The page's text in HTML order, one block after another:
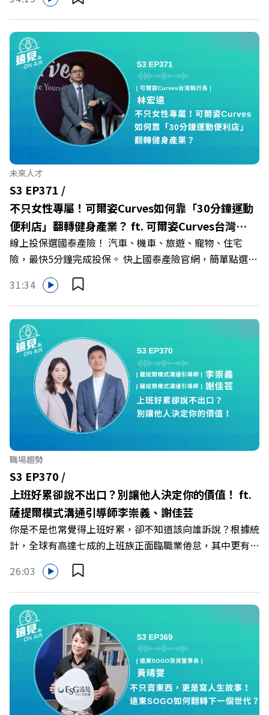
群：LINE：https://reurl.cc/A4ELQpIG：
Powered by Firstory Hosting
多家合作業者任你選，馬上來找適用地點！ ➡️
https://fstry.pse.is/9epct2 —— 以上為 FMTaiwan 與
Firstory Podcast 廣告 —— 在少子化浪潮、私校面臨退場
海嘯的嚴峻考驗下，南台灣的技職學校該如何轉型突圍？
本集《遠見ON AIR》邀請到樹德科技大學校長王昭雄，帶
你解析樹德科大如何打造出兼顧學校永續發展與地方創生的
技職教育新典範！ 🔺如何從「傳統私校」轉型為「產學無
縫接軌者」？ 🔺AI如何深度賦能設計與人文學科學群？ 🔺
首創「菲律賓半導體專班」！驚豔科技界的國際精準育才
🔺一舉拿下4大USR專案！深耕地方的溫暖社會責任平台 主
持人／遠見雜誌副社長兼遠見智庫總編輯 李建興 與談人／
樹德科技大學校長 王昭雄 +++++ 🎂歡慶遠見40歲生日！手
速搶下破天荒的獨家優惠
>>>https://gvmkt.pse.is/9e5pbz ✨關注《遠見》更多的社
群： LINE：https://reurl.cc/A4ELQp IG：
https://bit.ly/3AjBWNV YT：https://bit.ly/38jNi9k
Powered by Firstory Hosting
未來人才
S3 EP371 /
不只女性專屬！可爾姿Curves如何靠「30分鐘運動
便利店」翻轉健身產業？ ft. 可爾姿Curves台灣執
行長林宏遠
線上投保選國泰產險！ 汽車、機車、旅遊、寵物、住宅
險，最快5分鐘完成投保。 快上國泰產險官網，簡單點選，
保障立即到位！ https://fstry.pse.is/9eddvv —— 以上為
Firstory Podcast 廣告 —— 在健康意識抬頭、健身產業百
家爭鳴的激烈浪潮下，傳統的健身房該如何轉型突圍？ 本
集《遠見ON AIR》邀請到可爾姿Curves台灣執行長林宏
遠，帶你解析可爾姿如何打造出兼顧健康生活與女力創業的
健身新契機！ 🔺如何從「傳統大型健身房」轉型為「社區
運動便利店」？ 🔺運動如何落實最貼心的「女性專屬、零
壓力」空間？ 🔺對抗肌少症、預防高齡化！驚豔醫學界的
「社會處方」 🔺超高加盟成功率！為無數女性圓夢的「女
力互助與微型創業平台」 主持人／遠見雜誌副社長兼遠見
智庫總編輯 李建興 與談人／可爾姿Curves台灣執行長 林宏
遠 +++++ 🫧清除腦袋的盲點，也順手理清生活的雜亂。 點
開看質感養成術>> https://gvmkt.pse.is/9al3px ✨關注
《遠見》更多的社群： LINE：https://reurl.cc/A4ELQp
IG：https://bit.ly/3AjBWNV YT：https://bit.ly/38jNi9k
Powered by Firstory Hosting
31:34
職場趨勢
S3 EP370 /
上班好累卻說不出口？別讓他人決定你的價值！ ft.
薩提爾模式溝通引導師李崇義、謝佳芸
你是不是也常覺得上班好累，卻不知道該向誰訴說？根據統
計，全球有高達七成的上班族正面臨職業倦怠，其中更有三
成默默承受著「沉默的倦怠」。當主管的期待、同儕的競爭
與承上啟下的壓力成為日常，身在職場的我們該如何停止無
止境的自我懷疑，在人際風暴中找回安頓內心的力量？ 本
集《遠見ON AIR》邀請新書《透視職場冰山》作者、薩提
爾模式溝通引導師李崇義與謝佳芸，教你如何看穿職場底層
的應對姿態，以及在緊湊的職場節奏中，修煉安頓心法！
🔺你的自我價值，難道只能由考績和主管來決定？ 🔺你或
你的同事，正在用哪種「不一致」的姿態應對壓力？ 🔺如
何在中高壓的「三明治主管」困境中全身而退？ 主持人／
遠見雜誌總編輯 林讓均 與談人／薩提爾模式溝通引導師、
26:03